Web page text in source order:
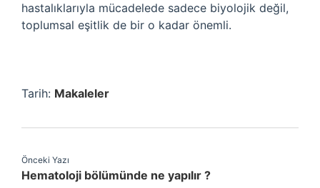
hastalıklarıyla mücadelede sadece biyolojik değil,
toplumsal eşitlik de bir o kadar önemli.
Tarih: Makaleler
Önceki Yazı
Hematoloji bölümünde ne yapılır ?